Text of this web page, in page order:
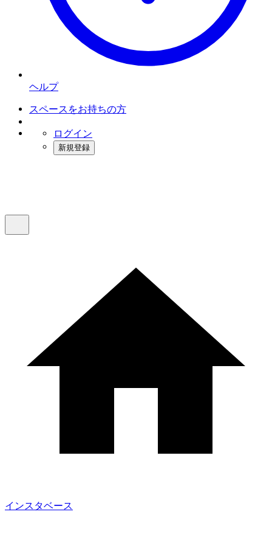
ヘルプ
スペースをお持ちの方
ログイン
新規登録
インスタベース